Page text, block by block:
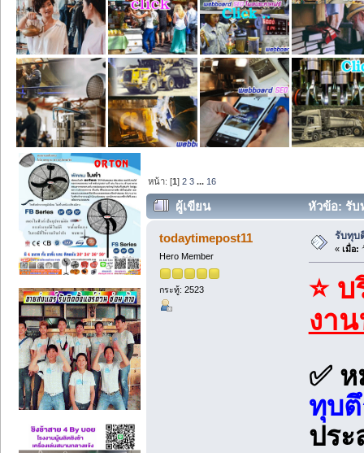
หน้า: [1]2 3 ... 16
ผู้เขียน หัวข้อ: รับ
todaytimepost11
Hero Member
กระทู้: 2523
รับทุบ
« เมื่อ:
⭐
งาน
✅
ทุบ
ปร